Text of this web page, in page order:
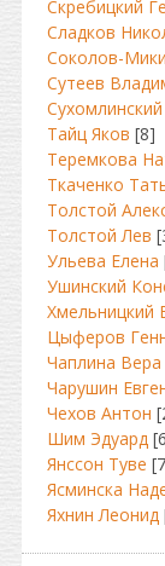
Скребицкий
Сладков
Соколов-
Сутеев
Тайц Яков [8]
Теремкова
Ткаченко
Толстой
Толстой Лев
Ульева Елена
Ушинский
Хмельницкий
Цыферов
Чаплина Вера
Чарушин
Чехов Антон
Шим Эдуард
Янссон Туве
Ясминска
Яхнин Леонид